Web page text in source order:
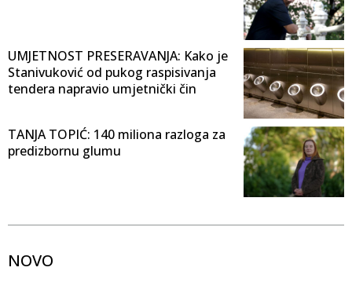
UMJETNOST PRESERAVANJA: Kako je
Stanivuković od pukog raspisivanja
tendera napravio umjetnički čin
TANJA TOPIĆ: 140 miliona razloga za
predizbornu glumu
NOVO